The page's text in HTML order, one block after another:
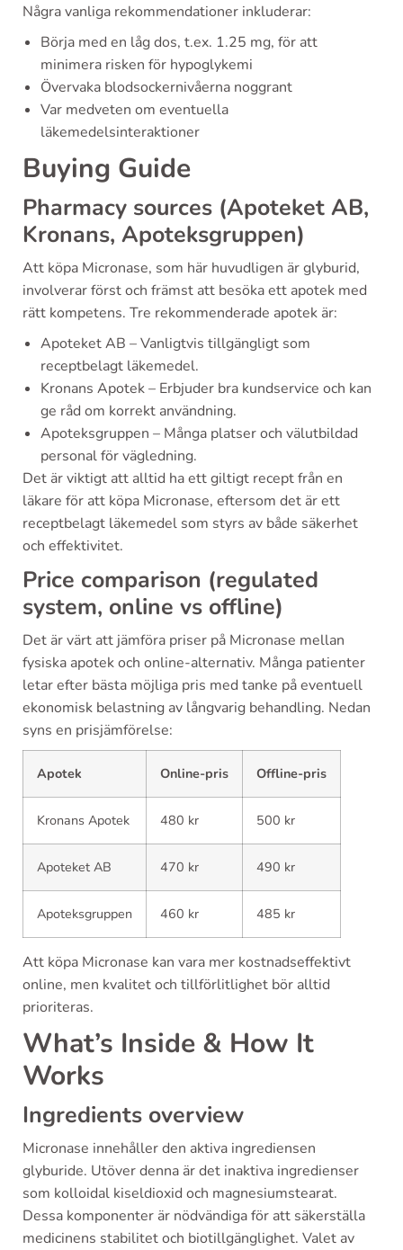
Några vanliga rekommendationer inkluderar:
Börja med en låg dos, t.ex. 1.25 mg, för att
minimera risken för hypoglykemi
Övervaka blodsockernivåerna noggrant
Var medveten om eventuella
läkemedelsinteraktioner
Buying Guide
Pharmacy sources (Apoteket AB,
Kronans, Apoteksgruppen)
Att köpa Micronase, som här huvudligen är glyburid,
involverar först och främst att besöka ett apotek med
rätt kompetens. Tre rekommenderade apotek är:
Apoteket AB – Vanligtvis tillgängligt som
receptbelagt läkemedel.
Kronans Apotek – Erbjuder bra kundservice och kan
ge råd om korrekt användning.
Apoteksgruppen – Många platser och välutbildad
personal för vägledning.
Det är viktigt att alltid ha ett giltigt recept från en
läkare för att köpa Micronase, eftersom det är ett
receptbelagt läkemedel som styrs av både säkerhet
och effektivitet.
Price comparison (regulated
system, online vs offline)
Det är värt att jämföra priser på Micronase mellan
fysiska apotek och online-alternativ. Många patienter
letar efter bästa möjliga pris med tanke på eventuell
ekonomisk belastning av långvarig behandling. Nedan
syns en prisjämförelse:
Apotek Online-pris Offline-pris
Kronans Apotek 480 kr 500 kr
Apoteket AB 470 kr 490 kr
Apoteksgruppen 460 kr 485 kr
Att köpa Micronase kan vara mer kostnadseffektivt
online, men kvalitet och tillförlitlighet bör alltid
prioriteras.
What’s Inside & How It
Works
Ingredients overview
Micronase innehåller den aktiva ingrediensen
glyburide. Utöver denna är det inaktiva ingredienser
som kolloidal kiseldioxid och magnesiumstearat.
Dessa komponenter är nödvändiga för att säkerställa
medicinens stabilitet och biotillgänglighet. Valet av